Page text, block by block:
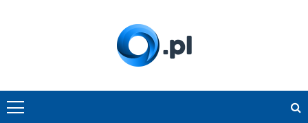
O.pl